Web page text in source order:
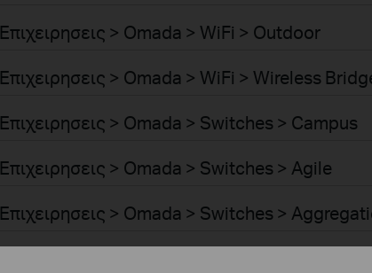
Επιχειρησεις > Omada > WiFi > Outdoor
Επιχειρησεις > Omada > WiFi > Wireless
Επιχειρησεις > Omada > Switches > Campus
Επιχειρησεις > Omada > Switches > Agile
Επιχειρησεις > Omada > Switches >